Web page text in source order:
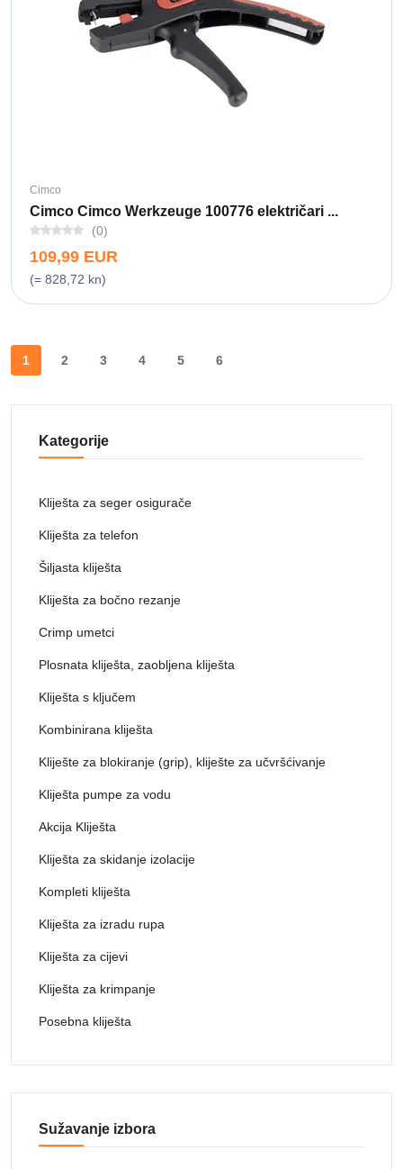
Cimco
Cimco Cimco Werkzeuge 100776 električari ...
(0)
109,99 EUR
(= 828,72 kn)
1 2 3 4 5 6
Kategorije
Kliješta za seger osigurače
Kliješta za telefon
Šiljasta kliješta
Kliješta za bočno rezanje
Crimp umetci
Plosnata kliješta, zaobljena kliješta
Kliješta s ključem
Kombinirana kliješta
Kliješte za blokiranje (grip), kliješte za učvršćivanje
Kliješta pumpe za vodu
Akcija Kliješta
Kliješta za skidanje izolacije
Kompleti kliješta
Kliješta za izradu rupa
Kliješta za cijevi
Kliješta za krimpanje
Posebna kliješta
Sužavanje izbora